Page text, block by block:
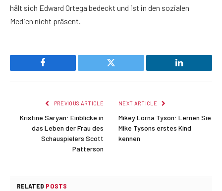
hält sich Edward Ortega bedeckt und ist in den sozialen
Medien nicht präsent.
Facebook Twitter LinkedIn
PREVIOUS ARTICLE
Kristine Saryan: Einblicke in
das Leben der Frau des
Schauspielers Scott
Patterson
NEXT ARTICLE
Mikey Lorna Tyson: Lernen Sie
Mike Tysons erstes Kind
kennen
RELATED POSTS